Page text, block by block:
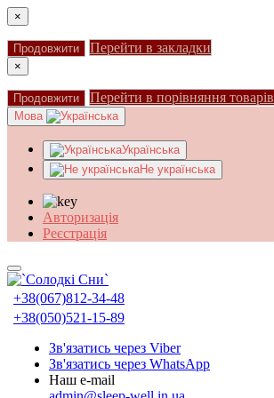
×
Продовжити Перейти в закладки
×
Продовжити Перейти в порівняння товарів
Мова
Українська
Не українська
Авторизація
Реєстрація
+38(067)812-34-48
+38(050)521-15-89
Зв'язатись через Viber
Зв'язатись через WhatsApp
Наш e-mail